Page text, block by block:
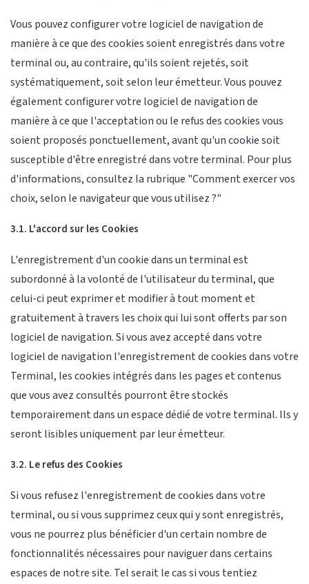
Vous pouvez configurer votre logiciel de navigation de
manière à ce que des cookies soient enregistrés dans votre
terminal ou, au contraire, qu'ils soient rejetés, soit
systématiquement, soit selon leur émetteur. Vous pouvez
également configurer votre logiciel de navigation de
manière à ce que l'acceptation ou le refus des cookies vous
soient proposés ponctuellement, avant qu'un cookie soit
susceptible d'être enregistré dans votre terminal. Pour plus
d'informations, consultez la rubrique "Comment exercer vos
choix, selon le navigateur que vous utilisez ?"
3.1. L'accord sur les Cookies
L'enregistrement d'un cookie dans un terminal est
subordonné à la volonté de l'utilisateur du terminal, que
celui-ci peut exprimer et modifier à tout moment et
gratuitement à travers les choix qui lui sont offerts par son
logiciel de navigation. Si vous avez accepté dans votre
logiciel de navigation l'enregistrement de cookies dans votre
Terminal, les cookies intégrés dans les pages et contenus
que vous avez consultés pourront être stockés
temporairement dans un espace dédié de votre terminal. Ils y
seront lisibles uniquement par leur émetteur.
3.2. Le refus des Cookies
Si vous refusez l'enregistrement de cookies dans votre
terminal, ou si vous supprimez ceux qui y sont enregistrés,
vous ne pourrez plus bénéficier d'un certain nombre de
fonctionnalités nécessaires pour naviguer dans certains
espaces de notre site. Tel serait le cas si vous tentiez